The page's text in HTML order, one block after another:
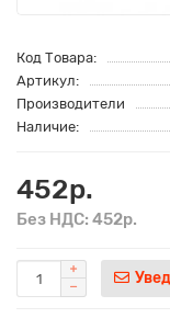
Код Товара:
Артикул:
Производители
Наличие:
452р.
Без НДС: 452р.